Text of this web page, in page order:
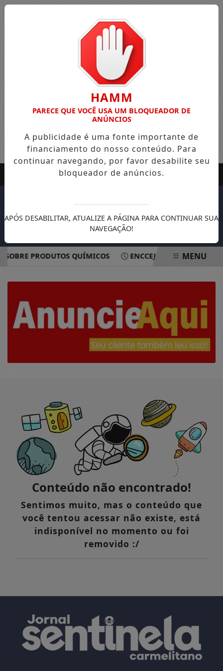
PRODUTOS QUÍMICOS ENCCEJA 2026: ALUNOS
MENU
Conteúdo não encontrado!
Sentimos muito, mas o conteúdo que
você tentou acessar não existe, está
indisponível no momento ou foi
removido :/
HAMM
PARECE QUE VOCÊ USA UM BLOQUEADOR DE
ANÚNCIOS
A publicidade é uma fonte importante de
financiamento do nosso conteúdo. Para
continuar navegando, por favor desabilite seu
bloqueador de anúncios.
APÓS DESABILITAR, ATUALIZE A PÁGINA PARA CONTINUAR SUA
NAVEGAÇÃO!